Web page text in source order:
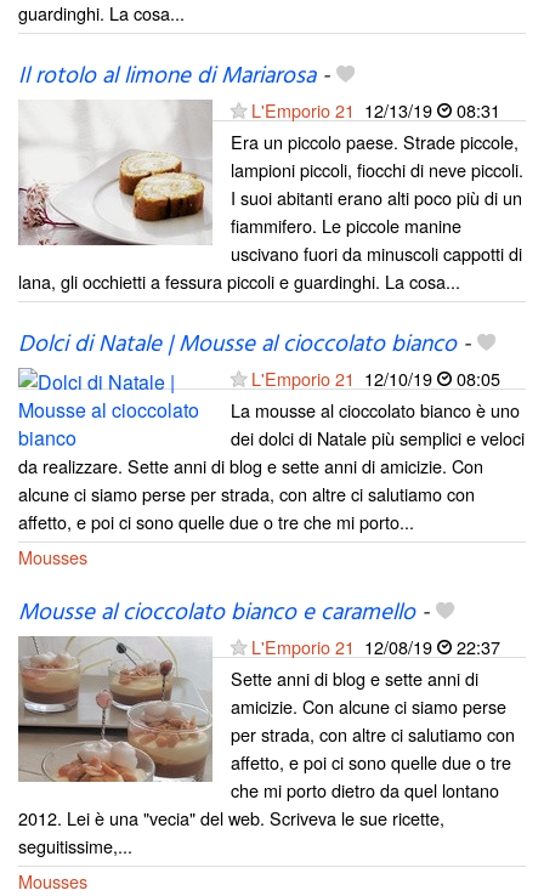
guardinghi. La cosa...
Il rotolo al limone di Mariarosa-
L'Emporio 21 12/13/19
08:31
Era un piccolo paese. Strade piccole,
lampioni piccoli, fiocchi di neve piccoli.
I suoi abitanti erano alti poco più di un
fiammifero. Le piccole manine
uscivano fuori da minuscoli cappotti di
lana, gli occhietti a fessura piccoli e guardinghi. La cosa...
Dolci di Natale | Mousse al cioccolato bianco-
L'Emporio 21 12/10/19
08:05
La mousse al cioccolato bianco è uno
dei dolci di Natale più semplici e veloci
da realizzare. Sette anni di blog e sette anni di amicizie. Con
alcune ci siamo perse per strada, con altre ci salutiamo con
affetto, e poi ci sono quelle due o tre che mi porto...
Mousses
Mousse al cioccolato bianco e caramello-
L'Emporio 21 12/08/19
22:37
Sette anni di blog e sette anni di
amicizie. Con alcune ci siamo perse
per strada, con altre ci salutiamo con
affetto, e poi ci sono quelle due o tre
che mi porto dietro da quel lontano
2012. Lei è una "vecia" del web. Scriveva le sue ricette,
seguitissime,...
Mousses